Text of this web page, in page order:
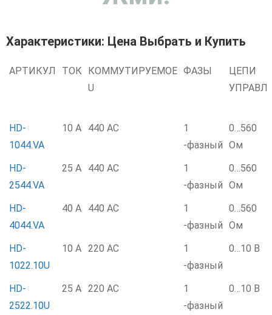
Характеристики: Цена Выбрать и Купить
АРТИКУЛ ТОК
КОММУТИРУЕМОЕ
U
ФАЗЫ
ЦЕПИ
УПРАВЛ
HD-
1044.VA
10 А 440 AC
1
-фазный
0…560
Ом
HD-
2544.VA
25 А 440 AC
1
-фазный
0…560
Ом
HD-
4044.VA
40 А 440 AC
1
-фазный
0…560
Ом
HD-
1022.10U
10 А 220 AC
1
-фазный
0…10 В
HD-
2522.10U
25 А 220 AC
1
-фазный
0…10 В